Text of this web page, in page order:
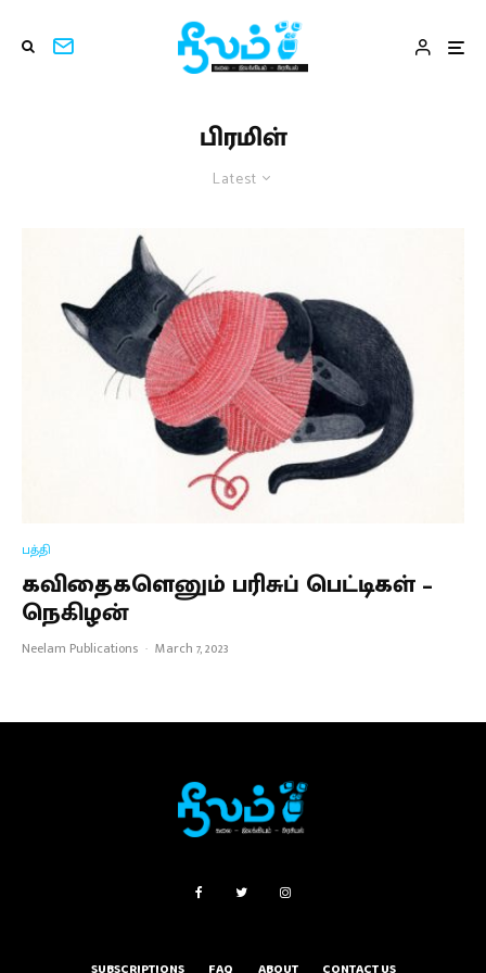
பிரமிள்
Latest
பத்தி
கவிதைகளெனும் பரிசுப் பெட்டிகள் –
நெகிழன்
Neelam Publications · March 7, 2023